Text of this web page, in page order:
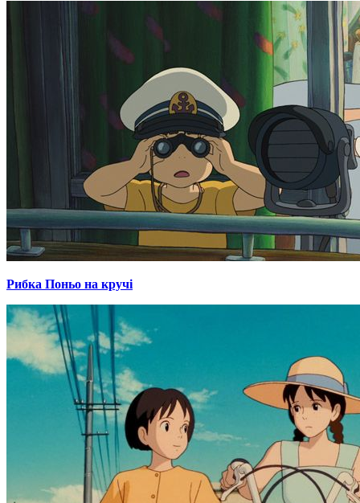
Рибка Поньо на кручі